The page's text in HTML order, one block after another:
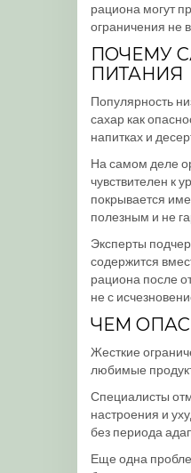
рациона могут
ограничения не
ПОЧЕМУ
ПИТАНИЯ
Популярность
сахар как
напитках и
На самом деле
чувствителен к
покрывается
полезным и не
Эксперты
содержится
рациона после
не с
ЧЕМ
Жесткие
любимые
Специалисты
настроения и
без периода
Еще одна